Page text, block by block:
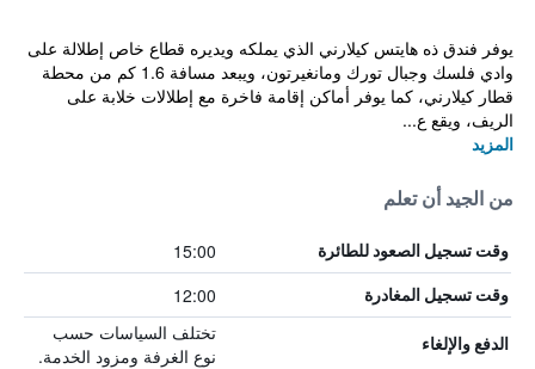
يوفر فندق ذه هايتس كيلارني الذي يملكه ويديره قطاع خاص إطلالة على
وادي فلسك وجبال تورك ومانغيرتون، ويبعد مسافة 1.6 كم من محطة
قطار كيلارني، كما يوفر أماكن إقامة فاخرة مع إطلالات خلابة على
الريف، ويقع ع...
المزيد
من الجيد أن تعلم
وقت تسجيل الصعود للطائرة 15:00
وقت تسجيل المغادرة 12:00
الدفع والإلغاء
تختلف السياسات حسب
نوع الغرفة ومزود الخدمة.